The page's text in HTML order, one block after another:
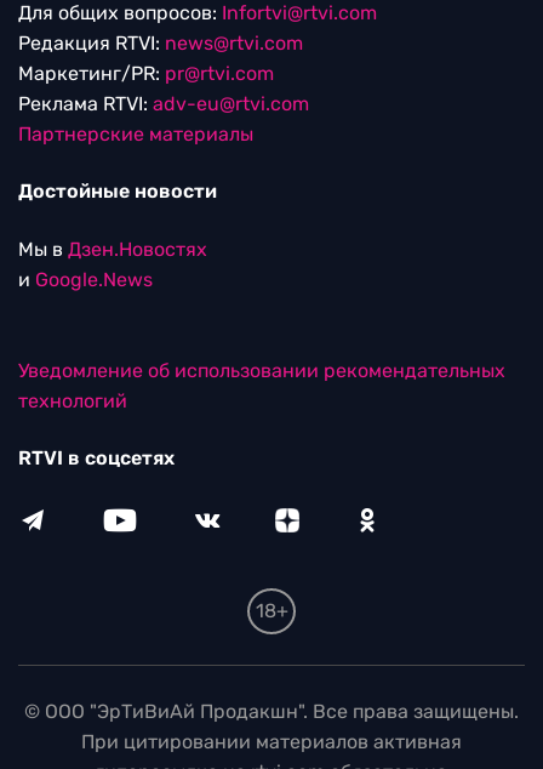
Для общих вопросов: Infortvi@rtvi.com
Редакция RTVI: news@rtvi.com
Маркетинг/PR: pr@rtvi.com
Реклама RTVI: adv-eu@rtvi.com
Партнерские материалы
Достойные новости
Мы в Дзен.Новостях
и Google.News
Уведомление об использовании рекомендательных
технологий
RTVI в соцсетях
18+
© ООО "ЭрТиВиАй Продакшн". Все права защищены.
При цитировании материалов активная